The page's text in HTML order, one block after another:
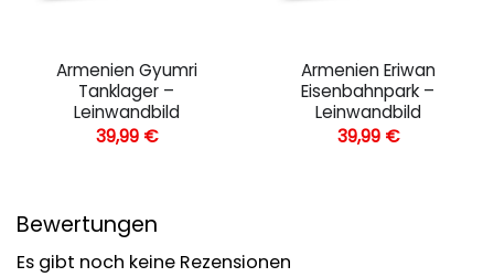
Armenien Gyumri
Tanklager –
Leinwandbild
39,99 €
Armenien Eriwan
Eisenbahnpark –
Leinwandbild
39,99 €
Bewertungen
Es gibt noch keine Rezensionen